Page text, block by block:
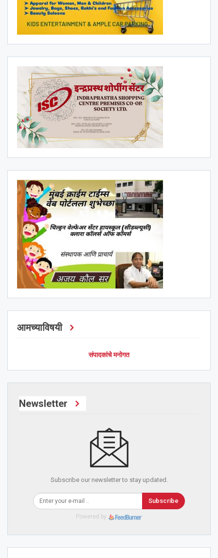
आमच्याविषयी
संपादकांचे मनोगत
Newsletter
Subscribe our newsletter to stay updated.
Subscribe
Powered by